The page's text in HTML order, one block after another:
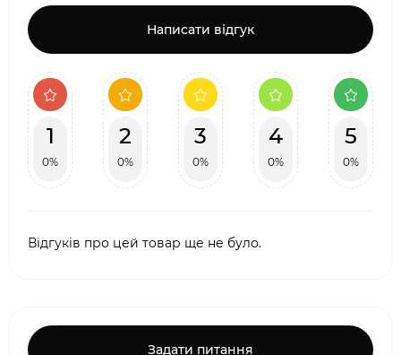
Написати відгук
1
0%
2
0%
3
0%
4
0%
5
0%
Відгуків про цей товар ще не було.
Задати питання